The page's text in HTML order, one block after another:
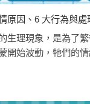
原因、6 大行為與
生理現象，是為了
開始波動，牠們的